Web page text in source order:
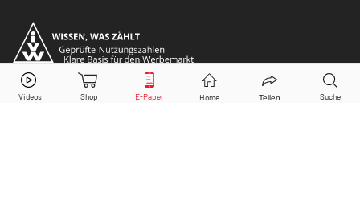
Sixt Aktie jetzt handeln?